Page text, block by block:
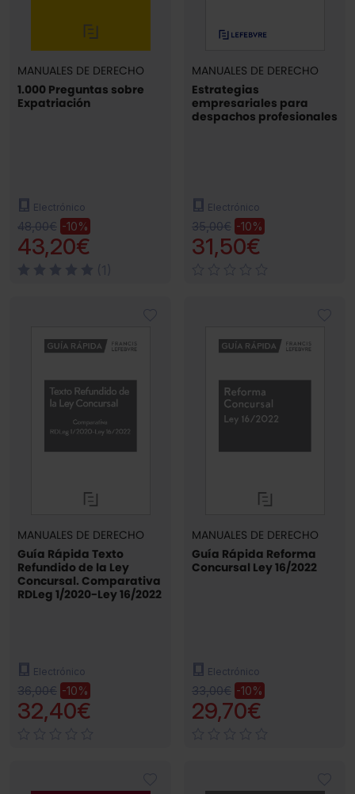
MANUALES DE DERECHO
1.000 Preguntas sobre
Expatriación
Electrónico
48,00€ -10%
43,20€
MANUALES DE DERECHO
Estrategias
empresariales para
despachos profesionales
Electrónico
35,00€ -10%
31,50€
MANUALES DE DERECHO
Guía Rápida Texto
Refundido de la Ley
Concursal. Comparativa
RDLeg 1/2020-Ley 16/2022
Electrónico
36,00€ -10%
32,40€
MANUALES DE DERECHO
Guía Rápida Reforma
Concursal Ley 16/2022
Electrónico
33,00€ -10%
29,70€